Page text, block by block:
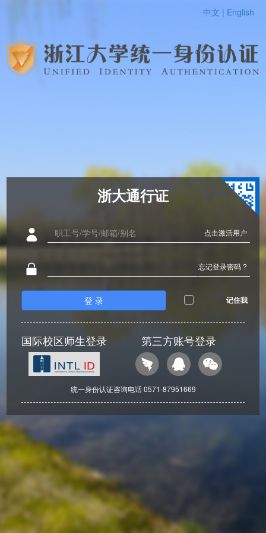
中文 | English
浙大通行证
点击激活用户
忘记登录密码 ?
登 录 记住我
国际校区师生登录 第三方账号登录
统一身份认证咨询电话 0571-87951669